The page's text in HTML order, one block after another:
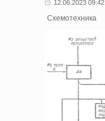
12.06.2023 09:42
Схемотехника